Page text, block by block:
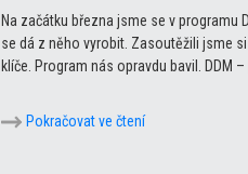
Na začátku března jsme se v programu
se dá z něho vyrobit. Zasoutěžili jsme
klíče. Program nás opravdu bavil. DDM
Pokračovat ve čtení